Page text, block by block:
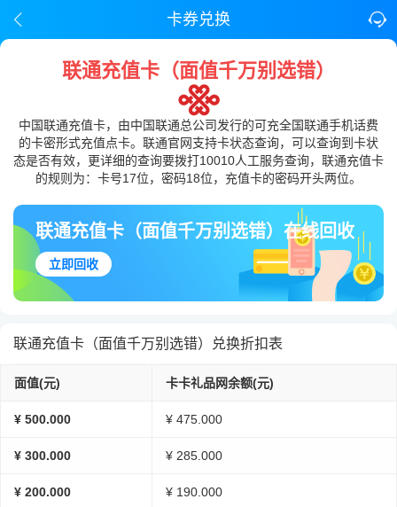
卡券兑换
联通充值卡（面值千万别选错）
中国联通充值卡，由中国联通总公司发行的可充全国联通手机话费
的卡密形式充值点卡。联通官网支持卡状态查询，可以查询到卡状
态是否有效，更详细的查询要拨打10010人工服务查询，联通充值卡
的规则为：卡号17位，密码18位，充值卡的密码开头两位。
联通充值卡（面值千万别选错）在线回收
立即回收
联通充值卡（面值千万别选错）兑换折扣表
面值(元) 卡卡礼品网余额(元)
¥ 500.000 ¥ 475.000
¥ 300.000 ¥ 285.000
¥ 200.000 ¥ 190.000